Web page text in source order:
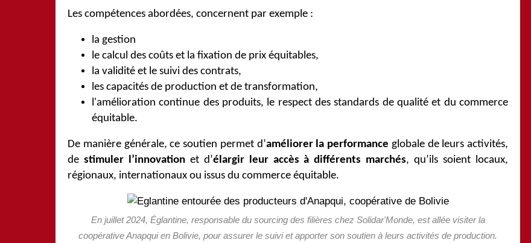
Les compétences abordées, concernent par exemple :
la gestion
le calcul des coûts et la fixation de prix équitables,
la validité et le suivi des contrats,
les capacités de production et de transformation,
l'amélioration continue des produits, le respect des standards de qualité et du commerce
équitable.
De manière générale, ce soutien permet d’améliorer la performance globale de leurs activités,
de stimuler l’innovationet d’élargir leur accès à différents marchés, qu’ils soient
locaux,
régionaux, internationaux ou issus du commerce équitable.
En juillet 2024, Églantine, responsable du sourcing des filières chez Solidar'Monde, est allée visiter la
coopérative Anapqui en Bolivie, pour assurer le suivi et apporter son soutien à leurs activités de production.